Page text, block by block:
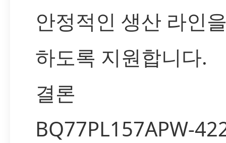
안정적인 생산 라인
하도록 지원합니다.
결론
BQ77PL157APW-